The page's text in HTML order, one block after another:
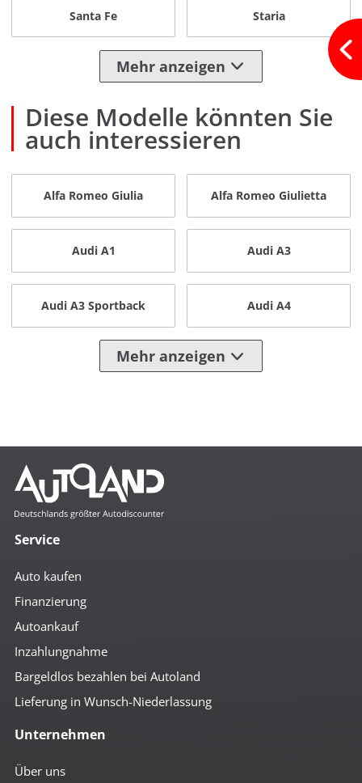
Santa Fe Staria
Mehr anzeigen
Diese Modelle könnten Sie
auch interessieren
Alfa Romeo Giulia Alfa Romeo Giulietta
Audi A1 Audi A3
Audi A3 Sportback Audi A4
Mehr anzeigen
Service
Auto kaufen
Finanzierung
Autoankauf
Inzahlungnahme
Bargeldlos bezahlen bei Autoland
Lieferung in Wunsch-Niederlassung
Unternehmen
Über uns